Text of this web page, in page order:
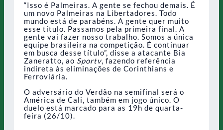
“Isso é Palmeiras. A gente se fechou demais. É
um novo Palmeiras na Libertadores. Todo
mundo está de parabéns. A gente quer muito
esse título. Passamos pela primeira final. A
gente vai fazer nosso trabalho. Somos a única
equipe brasileira na competição. É continuar
em busca desse título”, disse a atacante Bia
Zaneratto, ao Sportv, fazendo referência
indireta às eliminações de Corinthians e
Ferroviária.
O adversário do Verdão na semifinal será o
América de Cali, também em jogo único. O
duelo está marcado para as 19h de quarta-
feira (26/10).